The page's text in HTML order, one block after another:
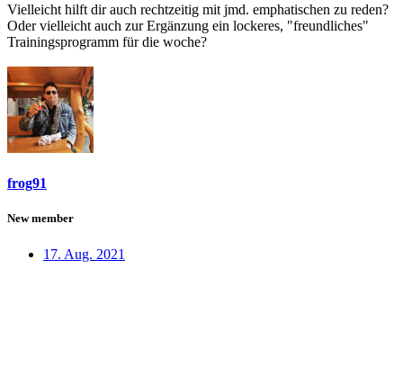
Vielleicht hilft dir auch rechtzeitig mit jmd. emphatischen zu reden?
Oder vielleicht auch zur Ergänzung ein lockeres, "freundliches"
Trainingsprogramm für die woche?
frog91
New member
17. Aug. 2021